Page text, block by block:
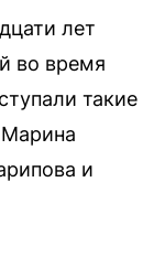
лет
во время
такие
Марина
и